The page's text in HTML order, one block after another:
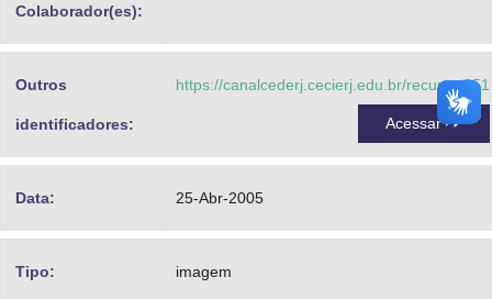
Colaborador(es):
Outros
identificadores:
https://canalcederj.cecierj.edu.br/recurso/551
Acessar
Data: 25-Abr-2005
Tipo: imagem